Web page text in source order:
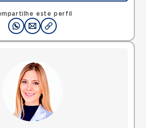
este perfil
Assuncao, Sao Bernardo
•
Mapa